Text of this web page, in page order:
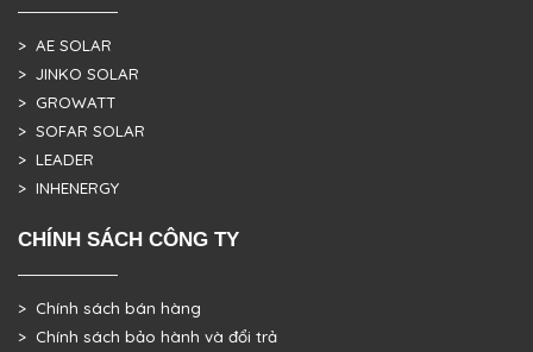
> AE SOLAR
> JINKO SOLAR
> GROWATT
> SOFAR SOLAR
> LEADER
> INHENERGY
CHÍNH SÁCH CÔNG TY
> Chính sách bán hàng
> Chính sách bảo hành và đổi trả